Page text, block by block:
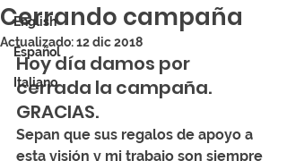
English
Español
Italiano
Cerrando campaña
Actualizado:12 dic 2018
Hoy día damos por
cerrada la campaña.
GRACIAS.
Sepan que sus regalos de apoyo a
esta visión y mi trabajo son siempre